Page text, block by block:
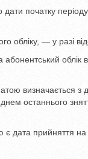
початку
— у разі
облік
визначається
останнього
є дата прийняття